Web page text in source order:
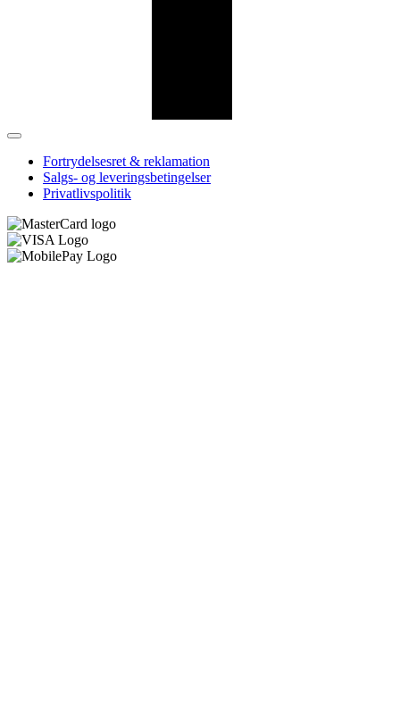
Fortrydelsesret & reklamation
Salgs- og leveringsbetingelser
Privatlivspolitik